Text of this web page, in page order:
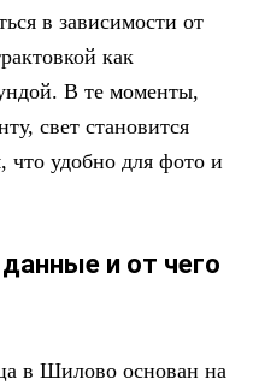
в зависимости от
как
В те моменты,
свет становится
что удобно для фото и
и от чего
в Шилово основан на